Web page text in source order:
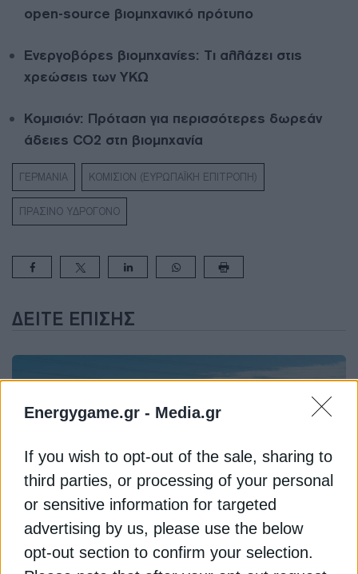
Energygame.gr - Media.gr
If you wish to opt-out of the sale, sharing to
third parties, or processing of your personal
or sensitive information for targeted
advertising by us, please use the below
opt-out section to confirm your selection.
open-source βιομηχανικό πρότυπο
Ενεργοβόρες βιομηχανίες: Τι αλλάζει στις
χρεώσεις των ΥΚΩ
Κομισιόν: Πρόταση για περισσότερες δωρεάν
άδειες CO2 στη βιομηχανία
ΓΕΡΜΑΝΙΑ ΚΟΜΙΣΙΟΝ (ΕΥΡΩΠΑΪΚΗ ΕΠΙΤΡΟΠΗ)
ΠΡΑΣΙΝΟ ΥΔΡΟΓΟΝΟ
ΔΕΊΤΕ ΕΠΊΣΗΣ
ΑΝΑΝΕΩΣΙΜΕΣ ΠΗΓΕΣ
Κύπρος: Στη Βουλή το φωτοβολταϊκό
πάρκο 180MW